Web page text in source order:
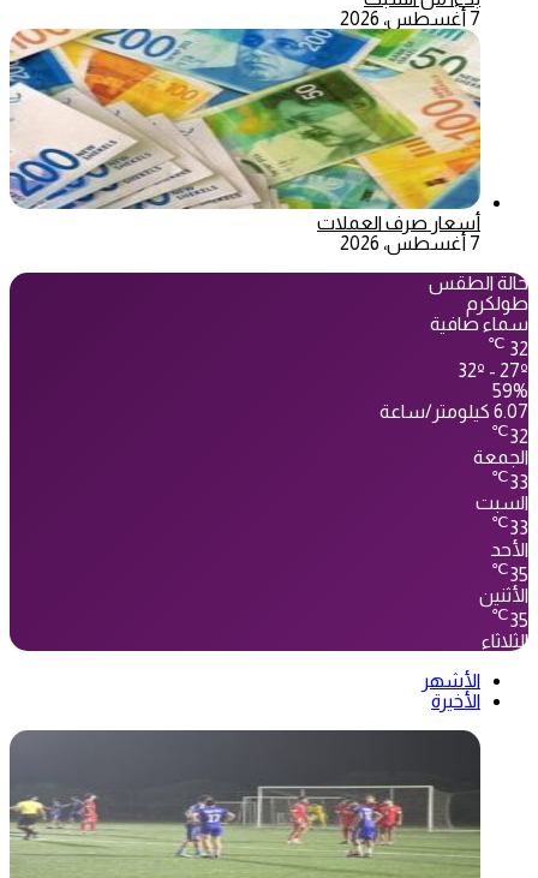
7 أغسطس، 2026
أسعار صرف العملات
7 أغسطس، 2026
حالة الطقس
طولكرم
سماء صافية
32
℃
32º - 27º
59%
6.07 كيلومتر/ساعة
32
℃
الجمعة
33
℃
السبت
33
℃
الأحد
35
℃
الأثنين
35
℃
الثلاثاء
الأشهر
الأخيرة